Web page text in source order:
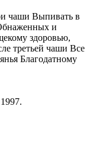
чаши Выпивать в
и
здоровью,
третьей чаши Все
Благодатному